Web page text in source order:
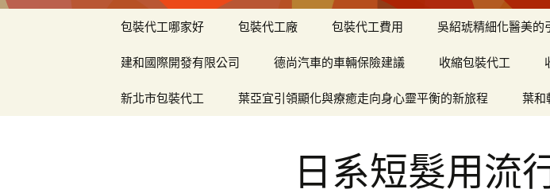
包裝代工哪家好 包裝代工廠 包裝代工費用 吳紹琥精細化醫美的
建和國際開發有限公司 德尚汽車的車輛保險建議 收縮包裝代工
新北市包裝代工 葉亞宜引領顯化與療癒走向身心靈平衡的新旅程 葉和
日系短髮用流